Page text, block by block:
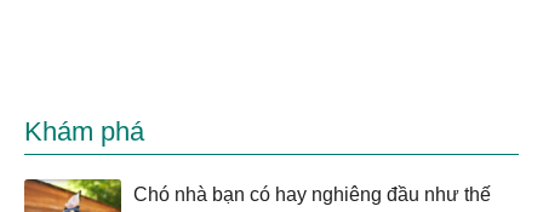
Khám phá
Chó nhà bạn có hay nghiêng đầu như thế